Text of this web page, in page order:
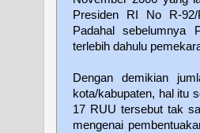
Presiden RI No R-92/
Padahal sebelumnya
terlebih dahulu
Dengan demikian
kota/kabupaten, hal itu
17 RUU tersebut tak
mengenai